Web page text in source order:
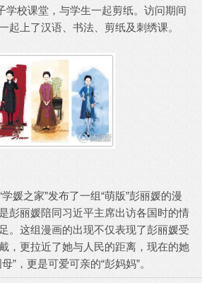
学校课堂，与学生一起剪纸。访问期间
起上了汉语、书法、剪纸及刺绣课。
之家”发布了一组“萌版”彭丽媛的漫
彭丽媛陪同习近平主席出访各国时的情
。这组漫画的出现不仅表现了彭丽媛受
，更拉近了她与人民的距离，现在的她
”，更是可爱可亲的“彭妈妈”。